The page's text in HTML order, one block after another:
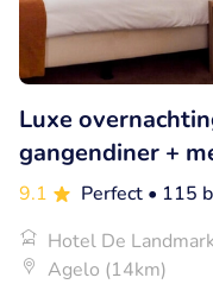
Luxe
gangendiner +
9.1 Perfect • 115
Hotel De
Agelo (14km)